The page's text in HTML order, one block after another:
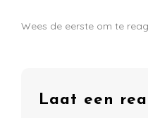
Wees de eerste om te
Laat een